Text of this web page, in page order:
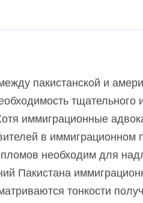
пакистанской и
тщательного
иммиграционные
в иммиграционном
необходим для
Пакистана
тонкости